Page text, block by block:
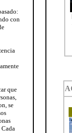
con
que
se